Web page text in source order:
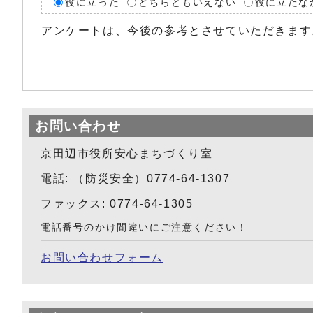
役に立った どちらともいえない 役に立たな
アンケートは、今後の参考とさせていただきます
お問い合わせ
京田辺市役所安心まちづくり室
電話: （防災安全）0774-64-1307
ファックス: 0774-64-1305
電話番号のかけ間違いにご注意ください！
お問い合わせフォーム